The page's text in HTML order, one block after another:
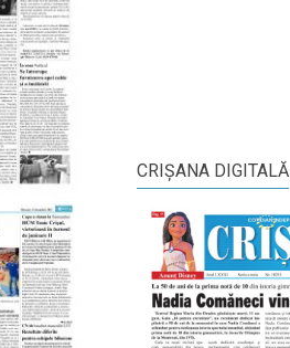
CRIŞANA DIGITALĂ